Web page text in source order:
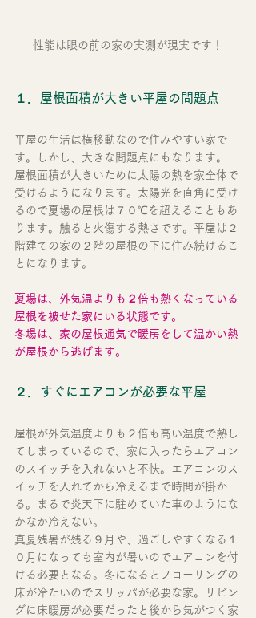
性能は眼の前の家の実測が現実です！
１．屋根面積が大きい平屋の問題点
平屋の生活は横移動なので住みやすい家で
す。しかし、大きな問題点にもなります。
屋根面積が大きいために太陽の熱を家全体で
受けるようになります。太陽光を直角に受け
るので夏場の屋根は７０℃を超えることもあ
ります。触ると火傷する熱さです。平屋は２
階建ての家の２階の屋根の下に住み続けるこ
とになります。
夏場は、外気温よりも２倍も熱くなっている
屋根を被せた家にいる状態です。
冬場は、家の屋根通気で暖房をして温かい熱
が屋根から逃げます。
２．すぐにエアコンが必要な平屋
屋根が外気温度よりも２倍も高い温度で熱し
てしまっているので、家に入ったらエアコン
のスイッチを入れないと不快。エアコンのス
イッチを入れてから冷えるまで時間が掛か
る。まるで炎天下に駐めていた車のようにな
かなか冷えない。
真夏残暑が残る９月や、過ごしやすくなる１
０月になっても室内が暑いのでエアコンを付
ける必要となる。冬になるとフローリングの
床が冷たいのでスリッパが必要な家。リビン
グに床暖房が必要だったと後から気がつく家